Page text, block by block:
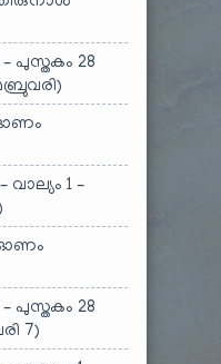
പുസ്തകം 28
ഓണം
1 –
ഓണം
പുസ്തകം 28
7)